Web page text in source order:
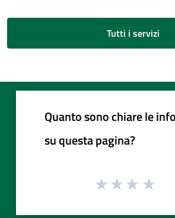
Tutti i servizi
Quanto sono chiare le
su questa pagina?